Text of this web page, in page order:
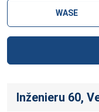
WASE
Inženieru 60,